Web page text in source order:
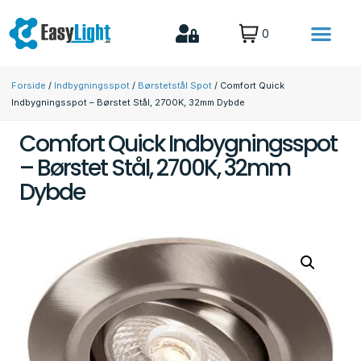
0
Forside / Indbygningsspot / Børstetstål Spot / Comfort Quick
Indbygningsspot – Børstet Stål, 2700K, 32mm Dybde
Comfort Quick Indbygningsspot
– Børstet Stål, 2700K, 32mm
Dybde